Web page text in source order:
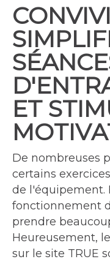
ET
De nombreuses
certains
de l'équipement.
fonctionnement
prendre
Heureusement,
sur le site TRUE